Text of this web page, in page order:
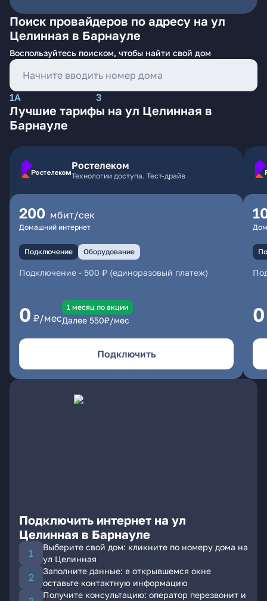
Поиск провайдеров по адресу на ул
Целинная в Барнауле
Воспользуйтесь поиском, чтобы найти свой дом
1А 3
Лучшие тарифы на ул Целинная в
Барнауле
Ростелеком
Технологии доступа. Тест-драйв
200 мбит/сек
Домашний интернет
Подключение Оборудование
Подключение - 500 ₽ (единоразовый платеж)
0 ₽/мес
1 месяц по акции
Далее 550₽/мес
Подключить
0
Подключить интернет на ул
Целинная в Барнауле
Выберите свой дом: кликните по номеру дома на
ул Целинная
Заполните данные: в открывшемся окне
оставьте контактную информацию
Получите консультацию: оператор перезвонит и